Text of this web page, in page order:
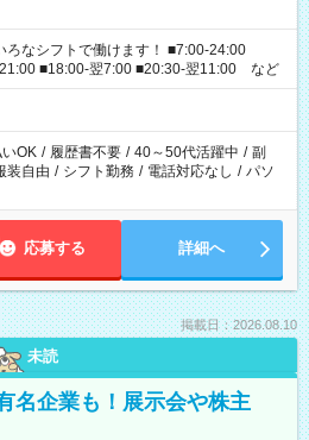
ろなシフトで働けます！ ■7:00-24:00
■18:00-翌7:00 ■20:30-翌11:00 など
いOK / 履歴書不要 / 40～50代活躍中 / 副
装自由 / シフト勤務 / 電話対応なし / パソ
応募する 詳細へ
掲載日：2026.08.10
未読
名企業も！展示会や株主